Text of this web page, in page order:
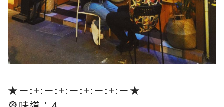
★－:+:－:+:－:+:－:+:－★​